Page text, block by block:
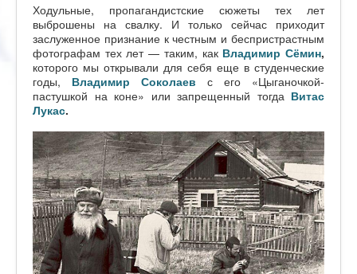
Ходульные, пропагандистские сюжеты тех лет
выброшены на свалку. И только сейчас приходит
заслуженное признание к честным и беспристрастным
фотографам тех лет — таким, как Владимир Сёмин,
которого мы открывали для себя еще в студенческие
годы, Владимир Соколаев с его «Цыганочкой-
пастушкой на коне» или запрещенный тогда Витас
Лукас.